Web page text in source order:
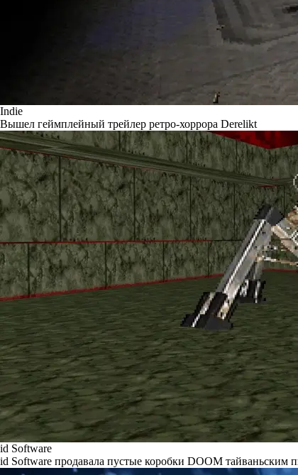
Indie
Вышел геймплейный трейлер ретро-хоррора Derelikt
id Software
id Software продавала пустые коробки DOOM тайваньским